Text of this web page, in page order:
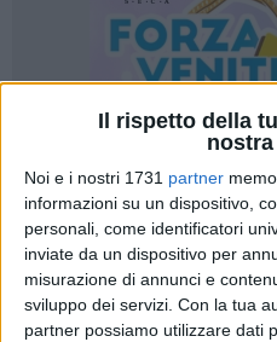
Il rispetto della
Noi e i nostri 1731 partner
informazioni su un dispositivo,
personali, come identificatori
inviate da un dispositivo per
misurazione di annunci e
sviluppo dei servizi. Con la tua
partner possiamo utilizzare dati
14